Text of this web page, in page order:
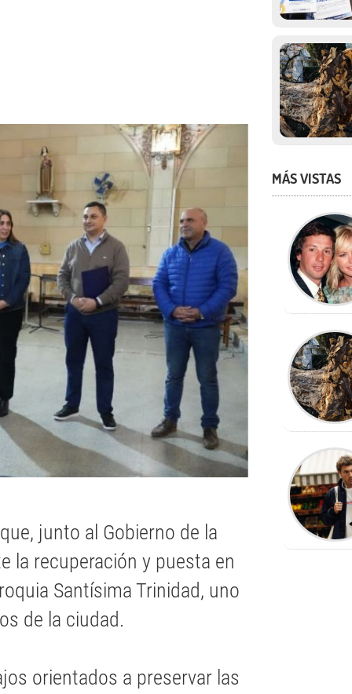
junto al Gobierno de la
la recuperación y puesta en
Santísima Trinidad, uno
de la ciudad.
orientados a preservar las
MÁS VISTAS